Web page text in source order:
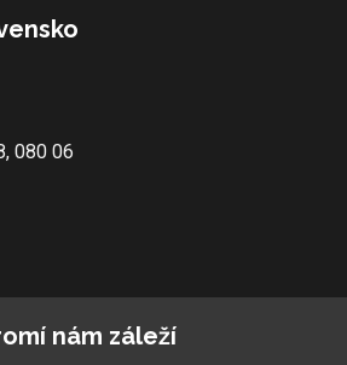
080 06
nám záleží